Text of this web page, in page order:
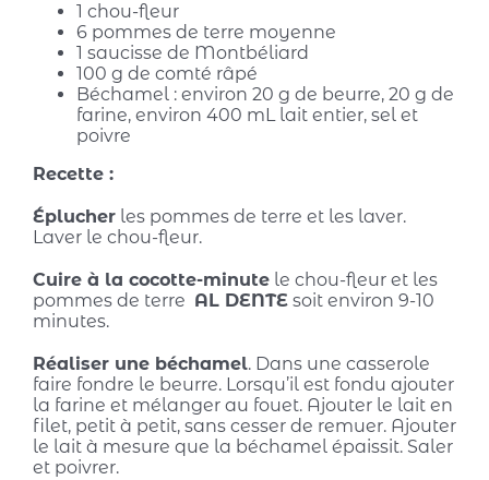
1 chou-fleur
6 pommes de terre moyenne
1 saucisse de Montbéliard
100 g de comté râpé
Béchamel : environ 20 g de beurre, 20 g de
farine, environ 400 mL lait entier, sel et
poivre
Recette :
Éplucherles pommes de terre et les laver.
Laver le chou-fleur.
Cuire à la cocotte-minutele chou-fleur et les
pommes de terre AL DENTEsoit environ 9-10
minutes.
Réaliser une béchamel. Dans une casserole
faire fondre le beurre. Lorsqu’il est fondu ajouter
la farine et mélanger au fouet. Ajouter le lait en
filet, petit à petit, sans cesser de remuer. Ajouter
le lait à mesure que la béchamel épaissit. Saler
et poivrer.